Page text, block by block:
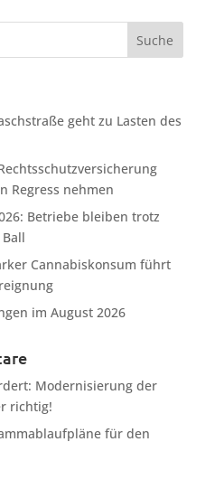
geht zu Lasten des
Regress nehmen
Betriebe bleiben trotz
Cannabiskonsum führt
im August 2026
Modernisierung der
richtig!
für den